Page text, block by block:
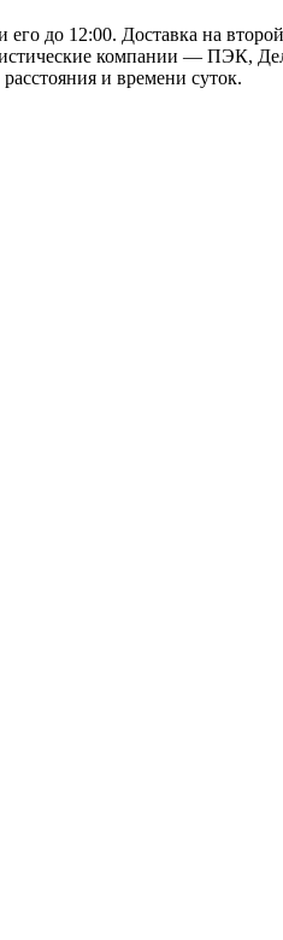
до 12:00. Доставка на
компании — ПЭК,
и времени суток.